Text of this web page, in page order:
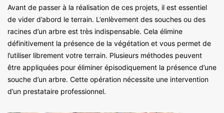
Avant de passer à la réalisation de ces projets, il est essentiel
de vider d’abord le terrain. L’enlèvement des souches ou des
racines d’un arbre est très indispensable. Cela élimine
définitivement la présence de la végétation et vous permet de
l’utiliser librement votre terrain. Plusieurs méthodes peuvent
être appliquées pour éliminer épisodiquement la présence d’une
souche d’un arbre. Cette opération nécessite une intervention
d’un prestataire professionnel.